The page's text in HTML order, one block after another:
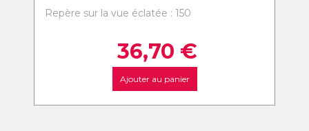
Repère sur la vue éclatée : 150
36,70 €
Ajouter au panier